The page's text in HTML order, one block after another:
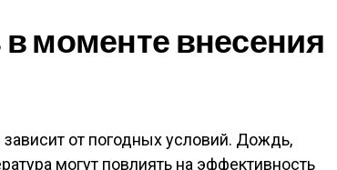
моменте внесения
от погодных условий. Дождь,
могут повлиять на эффективность